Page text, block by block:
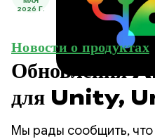
2026 Г.
Новости о продуктах
для Unity,
Godot
Мы рады сообщить, что